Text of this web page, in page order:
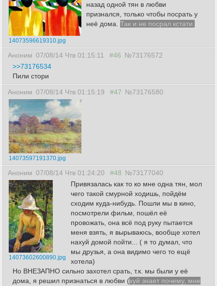
14073596619310.jpg
назад одной тян в любви
признался, только чтобы посрать у
неё дома. Так и не посрал кстати.
Аноним 07/08/14 Чтв 01:15:11 #46 №73176572
>>73176534
Пили стори
Аноним 07/08/14 Чтв 01:15:19 #47 №73176580
14073597191370.jpg
Аноним 07/08/14 Чтв 01:24:20 #48 №73177040
14073602600890.jpg
Привязалась как то ко мне одна тян, мол
чего такой смурной ходишь, пойдём
сходим куда-нибудь. Пошли мы в кино,
посмотрели фильм, пошёл её
провожать, она всё под руку пытается
меня взять, я вырываюсь, вообще хотел
нахуй домой пойти... ( я то думал, что
мы друзья, а она видимо чего то ещё
хотела)
Но ВНЕЗАПНО сильно захотел срать, т.к. мы были у её
дома, я решил признаться в любви (хуй знает почему, мне